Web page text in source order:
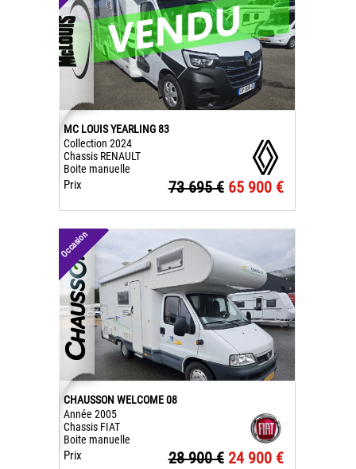
MC LOUIS YEARLING 83
Collection 2024
Chassis RENAULT
Boite manuelle
Prix 73 695 € 65 900 €
Occasion
CHAUSSON WELCOME 08
Année 2005
Chassis FIAT
Boite manuelle
Prix 28 900 € 24 900 €